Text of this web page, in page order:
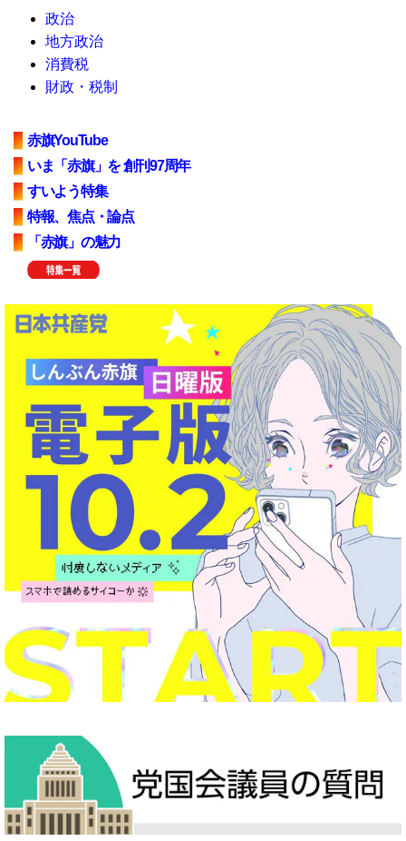
政治
地方政治
消費税
財政・税制
赤旗YouTube
いま「赤旗」を 創刊97周年
すいよう特集
特報、焦点・論点
「赤旗」の魅力